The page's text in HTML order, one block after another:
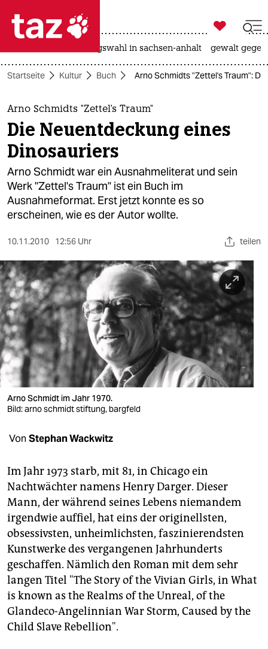
 taz zahl ich
taz zahl ich
themen
politik
öko
gesellschaft
kultur
sport
berlin
nord
wahrheit
verlag
verlag
veranstaltungen
fragen & hilfe
unterstützen
abo
genossenschaft
epaper login

taz zahl ich
landtagswahl in sachsen-anhalt gewalt
Startseite Kultur Buch Arno Schmidts "Zettel's Traum":
Arno Schmidts "Zettel's Traum"
Die Neuentdeckung eines
Dinosauriers
Arno Schmidt war ein Ausnahmeliterat und sein
Werk "Zettel's Traum" ist ein Buch im
Ausnahmeformat. Erst jetzt konnte es so
erscheinen, wie es der Autor wollte.
10.11.2010 12:56 Uhr teilen
Arno Schmidt im Jahr 1970.
Bild: arno schmidt stiftung, bargfeld
Von Stephan Wackwitz
Im Jahr 1973 starb, mit 81, in Chicago ein
Nachtwächter namens Henry Darger. Dieser
Mann, der während seines Lebens niemandem
irgendwie auffiel, hat eins der originellsten,
obsessivsten, unheimlichsten, faszinierendsten
Kunstwerke des vergangenen Jahrhunderts
geschaffen. Nämlich den Roman mit dem sehr
langen Titel "The Story of the Vivian Girls, in What
is known as the Realms of the Unreal, of the
Glandeco-Angelinnian War Storm, Caused by the
Child Slave Rebellion".